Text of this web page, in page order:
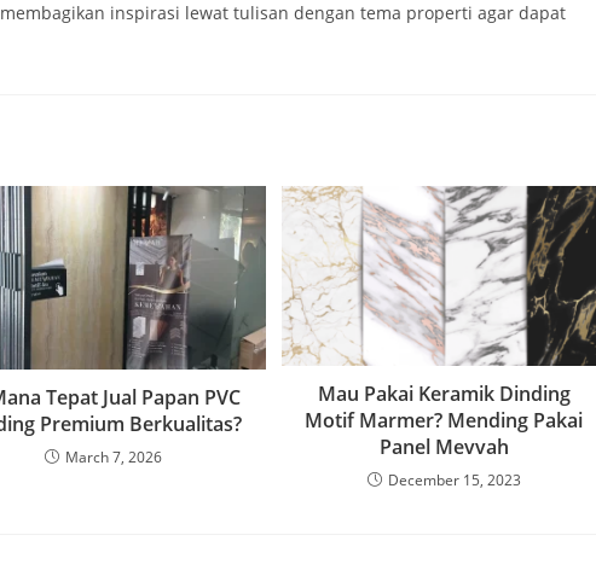
inspirasi lewat tulisan dengan tema properti agar dapat
Tepat Jual Papan PVC
Premium Berkualitas?
March 7, 2026
Mau Pakai Keramik Dinding
Motif Marmer? Mending Pakai
Panel Mevvah
December 15, 2023